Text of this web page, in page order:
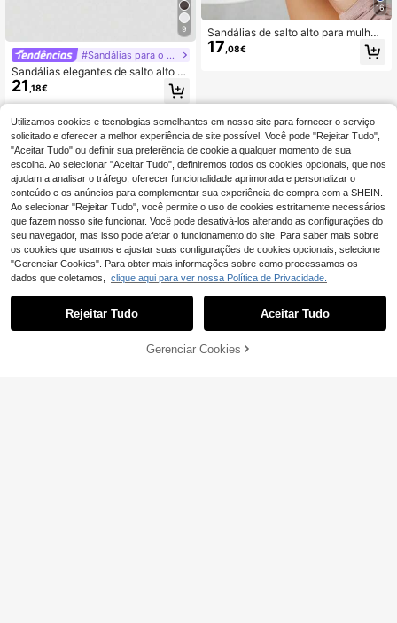
9
#Sandálias para o dia a dia
Sandálias elegantes de salto alto c
om tira e bico quadrado, estilo core
ano, coleção primavera/verão 202
21 ,18€
16
Sandálias de salto alto para mulher
com várias tiras cruzadas, slip-on,
biqueira quadrada e salto agulha, el
17 ,08€
ADICIONAR AO CARRINHO
Utilizamos cookies e tecnologias semelhantes em nosso site para fornecer o serviço
solicitado e oferecer a melhor experiência de site possível. Você pode "Rejeitar Tudo",
"Aceitar Tudo" ou definir sua preferência de cookie a qualquer momento de sua
escolha. Ao selecionar "Aceitar Tudo", definiremos todos os cookies opcionais, que nos
ajudam a analisar o tráfego, oferecer funcionalidade aprimorada e personalizar o
conteúdo e os anúncios para complementar sua experiência de compra com a SHEIN.
Ao selecionar "Rejeitar Tudo", você permite o uso de cookies estritamente necessários
que fazem nosso site funcionar. Você pode desativá-los alterando as configurações do
seu navegador, mas isso pode afetar o funcionamento do site. Para saber mais sobre
os cookies que usamos e ajustar suas configurações de cookies opcionais, selecione
"Gerenciar Cookies". Para obter mais informações sobre como processamos os
dados que coletamos, clique aqui para ver nossa Política de Privacidade.
Rejeitar Tudo Aceitar Tudo
Gerenciar Cookies